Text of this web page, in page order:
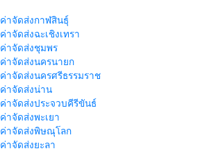
ค่าจัดส่งกาฬสินธุ์
ค่าจัดส่งฉะเชิงเทรา
ค่าจัดส่งชุมพร
ค่าจัดส่งนครนายก
ค่าจัดส่งนครศรีธรรมราช
ค่าจัดส่งน่าน
ค่าจัดส่งประจวบคีรีขันธ์
ค่าจัดส่งพะเยา
ค่าจัดส่งพิษณุโลก
ค่าจัดส่งยะลา